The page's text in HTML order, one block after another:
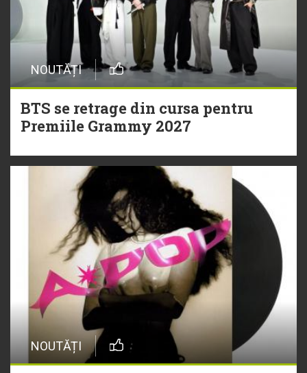
NOUTĂȚI
BTS se retrage din cursa pentru
Premiile Grammy 2027
NOUTĂȚI